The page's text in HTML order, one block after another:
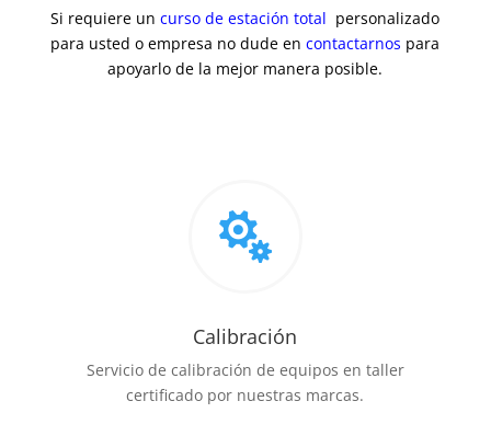
Si requiere uncurso de estación total personalizado
para usted o empresa no dude en contactarnos para
apoyarlo de la mejor manera posible.

Calibración
Servicio de calibración de equipos en taller
certificado por nuestras marcas.